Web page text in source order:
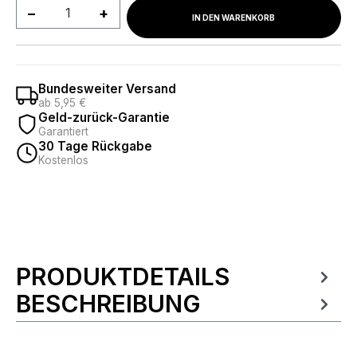
Produkt Anzahl: Gib denIN DEN WARENKORB
Bundesweiter Versand
ab 5,95 €
Geld-zurück-Garantie
Garantiert
30 Tage Rückgabe
Kostenlos
Produktinformationen
PRODUKTDETAILS
BESCHREIBUNG